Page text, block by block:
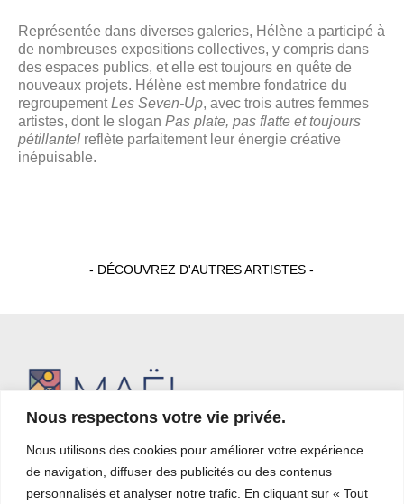
Nous respectons votre vie privée.
Nous utilisons des cookies pour améliorer votre expérience
de navigation, diffuser des publicités ou des contenus
personnalisés et analyser notre trafic. En cliquant sur « Tout
Représentée dans diverses galeries, Hélène a participé à
de nombreuses expositions collectives, y compris dans
des espaces publics, et elle est toujours en quête de
nouveaux projets. Hélène est membre fondatrice du
regroupementLes Seven-Up, avec trois autres femmes
artistes, dont le slogan Pas plate, pas flatte et toujours
pétillante!reflète parfaitement leur énergie créative
inépuisable.
- DÉCOUVREZ D'AUTRES ARTISTES -
MAËL, signature d’émotion, réunit une équipe de professionnels de
courtage en art et un collectif d’artistes québécois unis par la même
vision : enrichir votre environnement d’œuvres qui vous touchent et vous